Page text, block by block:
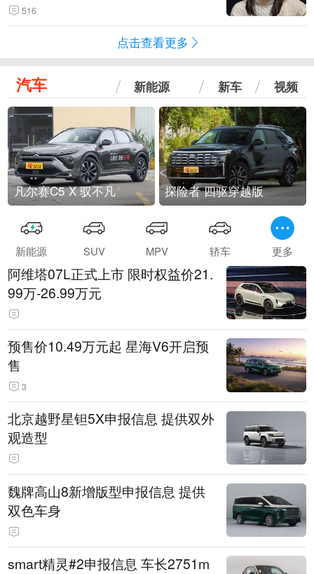
516
点击查看更多
汽车 新能源 新车 视频
凡尔赛C5 X 驭不凡 探险者 四驱穿越版
新能源 SUV MPV 轿车 更多
阿维塔07L正式上市 限时权益价21.
99万-26.99万元
预售价10.49万元起 星海V6开启预
售
3
北京越野星钽5X申报信息 提供双外
观造型
魏牌高山8新增版型申报信息 提供
双色车身
smart精灵#2申报信息 车长2751m